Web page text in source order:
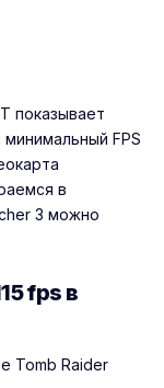
показывает
FPS
в
3 можно
fps в